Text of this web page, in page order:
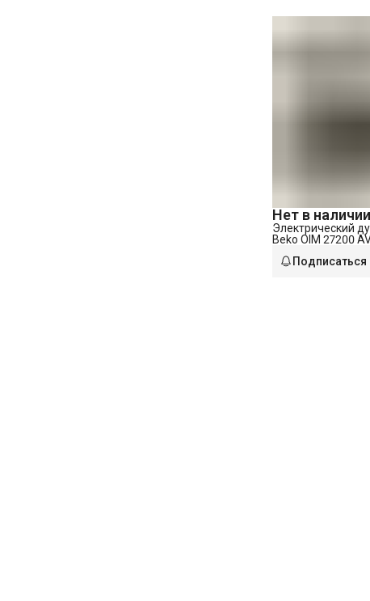
Нет в наличии
Электрический
Beko OIM 27200
Подписаться